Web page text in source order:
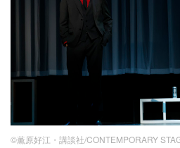
©薫原好江・講談社/CONTEMPORARY